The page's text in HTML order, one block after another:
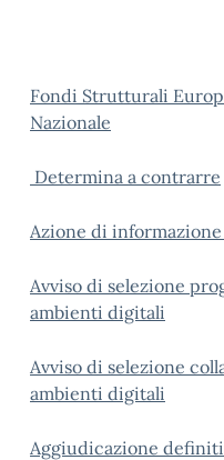
Fondi Strutturali
Nazionale
Determina a contrarre
Azione di
Avviso di selezione
ambienti digitali
Avviso di selezione
ambienti digitali
Aggiudicazione